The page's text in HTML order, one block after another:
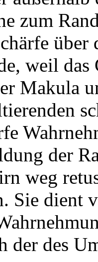
zum
über
weil
Makula
der
weg
Sie dient
der des